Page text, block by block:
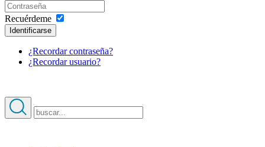
Recuérdeme
Identificarse
¿Recordar contraseña?
¿Recordar usuario?